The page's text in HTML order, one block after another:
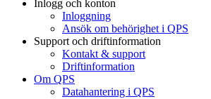
Inlogg och konton
Inloggning
Ansök om behörighet i QPS
Support och driftinformation
Kontakt & support
Driftinformation
Om QPS
Datahantering i QPS